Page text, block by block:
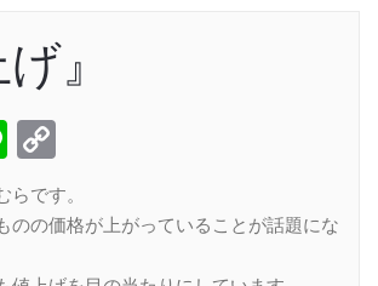
』
Line
Link
らです。
のの価格が上がっていることが話題にな